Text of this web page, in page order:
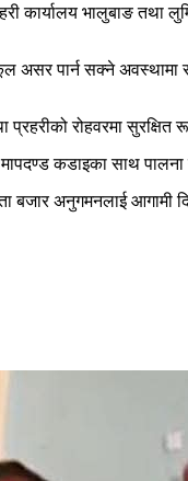
कार्यालय भालुबाङ
असर पार्न सक्ने
रोहवरमा
कडाइका साथ पालना
बजार अनुगमनलाई